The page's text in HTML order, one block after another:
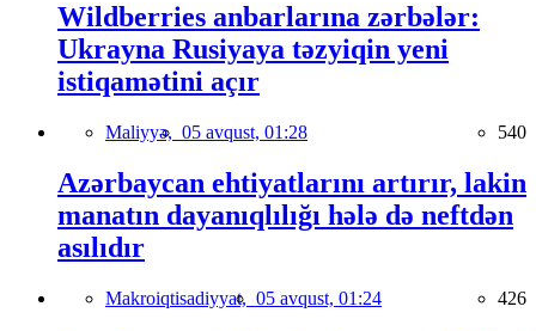
Wildberries anbarlarına zərbələr:
Ukrayna Rusiyaya təzyiqin yeni
istiqamətini açır
Maliyyə, 05 avqust, 01:28 540
Azərbaycan ehtiyatlarını artırır, lakin
manatın dayanıqlılığı hələ də neftdən
asılıdır
Makroiqtisadiyyat, 05 avqust, 01:24 426